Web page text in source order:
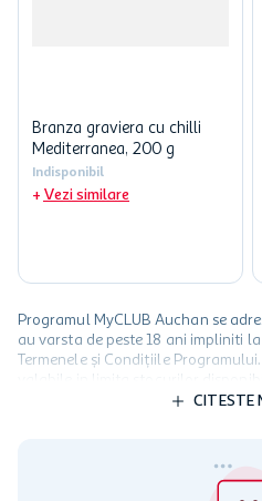
Branza graviera cu chilli
Mediterranea, 200 g
Indisponibil
Vezi similare
Programul MyCLUB Auchan se
au varsta de peste 18 ani impliniti
Termenele și Condițiile
limita a 12 unitati / card client o
activitati in afara celor mentionate
CITESTE